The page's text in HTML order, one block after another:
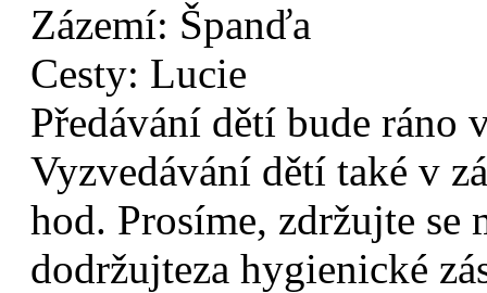
Zázemí: Španďa
Cesty: Lucie
Předávání dětí bude ráno
Vyzvedávání dětí také v
hod. Prosíme, zdržujte se
dodržujteza hygienické